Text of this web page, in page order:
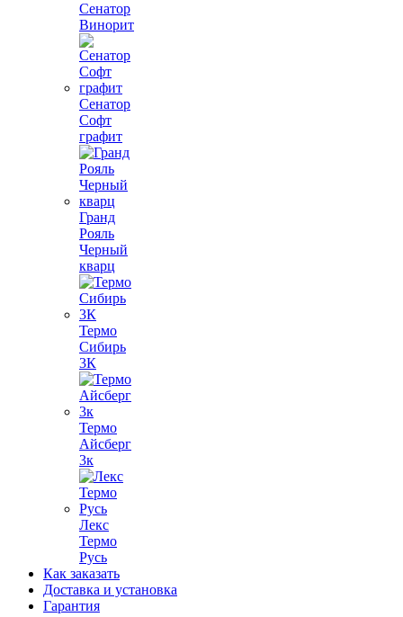
Сенатор
Винорит
Сенатор
Софт
графит
Гранд
Рояль
Черный
кварц
Термо
Сибирь
3К
Термо
Айсберг
3к
Лекс
Термо
Русь
Как заказать
Доставка и установка
Гарантия